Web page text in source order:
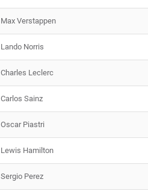
Max Verstappen
Lando Norris
Charles Leclerc
Carlos Sainz
Oscar Piastri
Lewis Hamilton
Sergio Perez